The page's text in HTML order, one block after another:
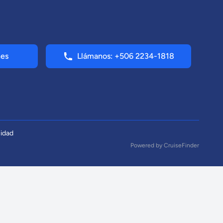
Llámanos: +506 2234-1818
Powered by CruiseFinder